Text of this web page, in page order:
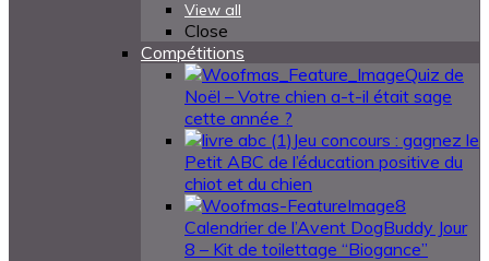
View all
Close
Compétitions
Quiz de
Noël – Votre chien a-t-il était sage
cette année ?
Jeu concours : gagnez le
Petit ABC de l’éducation positive du
chiot et du chien
Calendrier de l’Avent DogBuddy Jour
8 – Kit de toilettage “Biogance”